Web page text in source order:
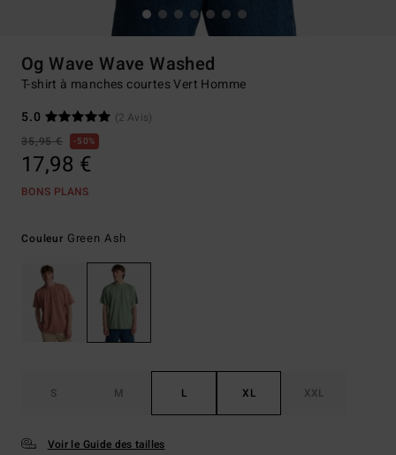
Og Wave Wave Washed
T-shirt à manches courtes Vert Homme
5.0
(2 Avis)
35,95 €
50%
17,98 €
BONS PLANS
Couleur Green Ash
S M L XL XXL
Voir le Guide des tailles